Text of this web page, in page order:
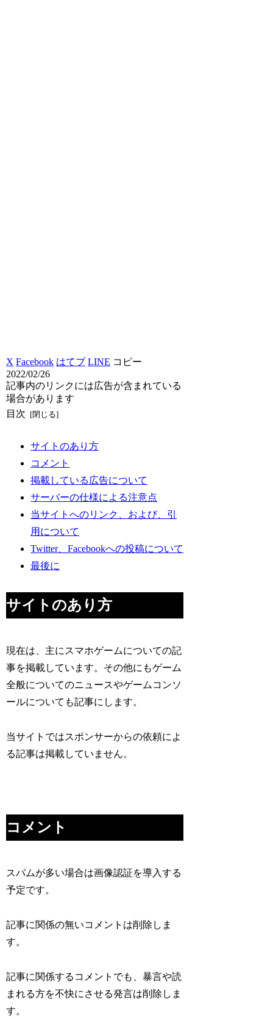
X Facebook はてブ LINE コピー
2022/02/26
記事内のリンクには広告が含まれている
場合があります
目次
サイトのあり方
コメント
掲載している広告について
サーバーの仕様による注意点
当サイトへのリンク、および、引
用について
Twitter、Facebookへの投稿について
最後に
サイトのあり方
現在は、主にスマホゲームについての記
事を掲載しています。その他にもゲーム
全般についてのニュースやゲームコンソ
ールについても記事にします。
当サイトではスポンサーからの依頼によ
る記事は掲載していません。
コメント
スパムが多い場合は画像認証を導入する
予定です。
記事に関係の無いコメントは削除しま
す。
記事に関係するコメントでも、暴言や読
まれる方を不快にさせる発言は削除しま
す。